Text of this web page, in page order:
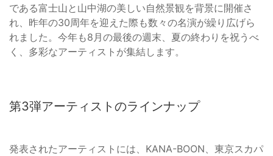
である富士山と山中湖の美しい自然景観を背景に開催さ
れ、昨年の30周年を迎えた際も数々の名演が繰り広げら
れました。今年も8月の最後の週末、夏の終わりを祝うべ
く、多彩なアーティストが集結します。
第3弾アーティストのラインナップ
発表されたアーティストには、KANA-BOON、東京スカパ